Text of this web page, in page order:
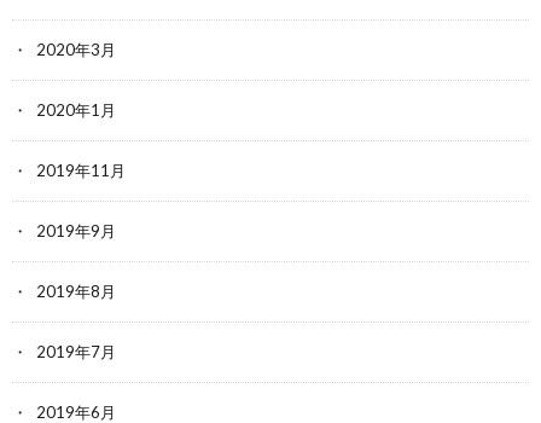
2020年3月
2020年1月
2019年11月
2019年9月
2019年8月
2019年7月
2019年6月